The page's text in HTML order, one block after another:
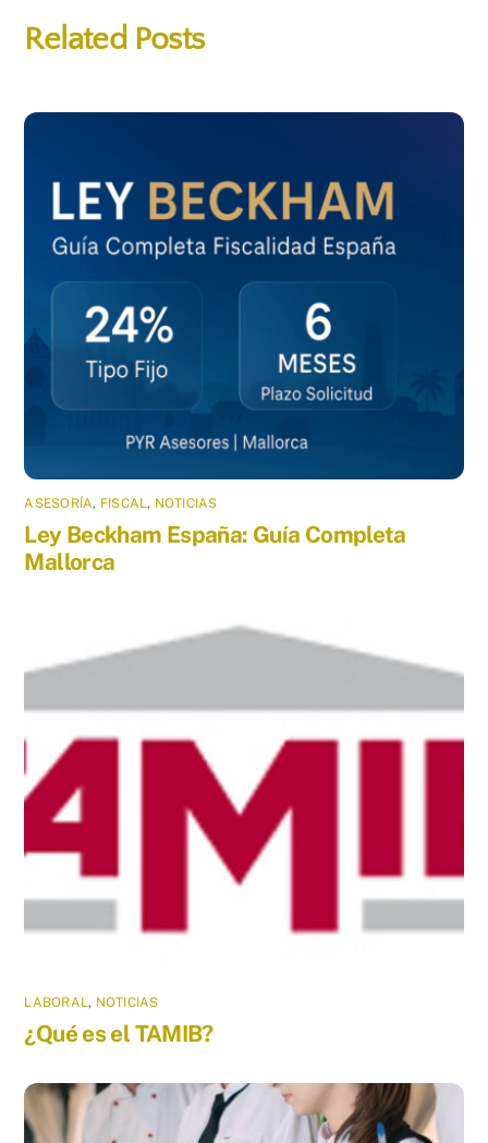
Related Posts
ASESORÍA, FISCAL, NOTICIAS
Ley Beckham España: Guía Completa
Mallorca
LABORAL, NOTICIAS
¿Qué es el TAMIB?